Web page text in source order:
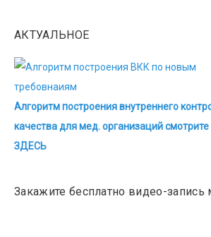
АКТУАЛЬНОЕ
Алгоритм построения внутреннего
качества для мед. организаций смотрите
ЗДЕСЬ
Закажите бесплатно видео-запись